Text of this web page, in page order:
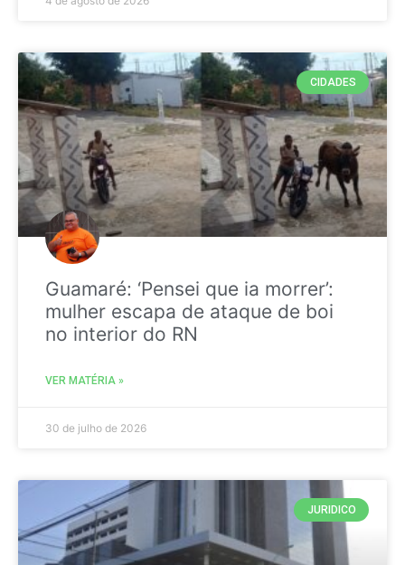
CIDADES
Guamaré: ‘Pensei que ia morrer’:
mulher escapa de ataque de boi
no interior do RN
VER MATÉRIA »
30 de julho de 2026
JURIDICO